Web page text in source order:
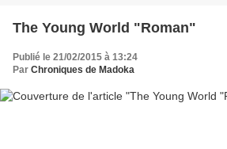
The Young World "Roman"
Publié le 21/02/2015 à 13:24
Par Chroniques de Madoka